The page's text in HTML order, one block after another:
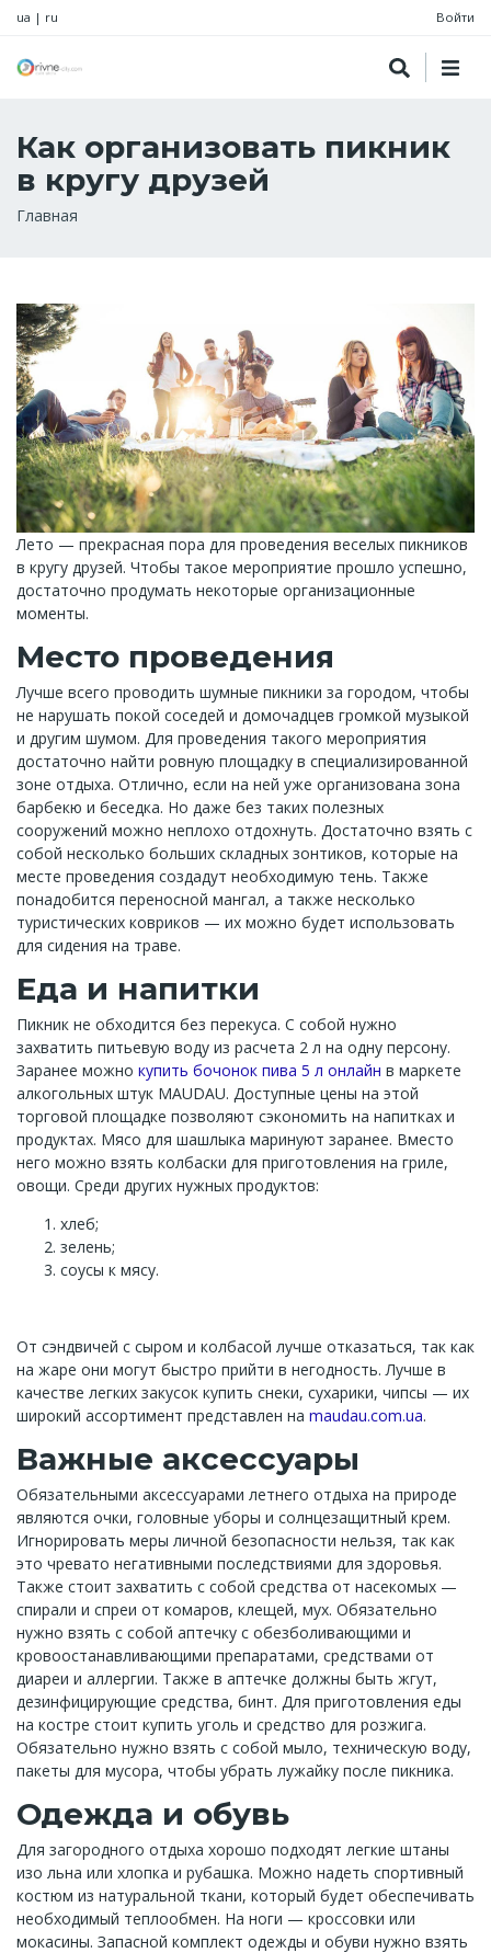
ua | ru Войти
Как организовать пикник
в кругу друзей
Строка
Главная
Лето — прекрасная пора для проведения веселых пикников
в кругу друзей. Чтобы такое мероприятие прошло успешно,
достаточно продумать некоторые организационные
моменты.
Место проведения
Лучше всего проводить шумные пикники за городом, чтобы
не нарушать покой соседей и домочадцев громкой музыкой
и другим шумом. Для проведения такого мероприятия
достаточно найти ровную площадку в специализированной
зоне отдыха. Отлично, если на ней уже организована зона
барбекю и беседка. Но даже без таких полезных
сооружений можно неплохо отдохнуть. Достаточно взять с
собой несколько больших складных зонтиков, которые на
месте проведения создадут необходимую тень. Также
понадобится переносной мангал, а также несколько
туристических ковриков — их можно будет использовать
для сидения на траве.
Еда и напитки
Пикник не обходится без перекуса. С собой нужно
захватить питьевую воду из расчета 2 л на одну персону.
Заранее можно купить бочонок пива 5 л онлайн в маркете
алкогольных штук MAUDAU. Доступные цены на этой
торговой площадке позволяют сэкономить на напитках и
продуктах. Мясо для шашлыка маринуют заранее. Вместо
него можно взять колбаски для приготовления на гриле,
овощи. Среди других нужных продуктов:
хлеб;
зелень;
соусы к мясу.
От сэндвичей с сыром и колбасой лучше отказаться, так как
на жаре они могут быстро прийти в негодность. Лучше в
качестве легких закусок купить снеки, сухарики, чипсы — их
широкий ассортимент представлен на maudau.com.ua.
Важные аксессуары
Обязательными аксессуарами летнего отдыха на природе
являются очки, головные уборы и солнцезащитный крем.
Игнорировать меры личной безопасности нельзя, так как
это чревато негативными последствиями для здоровья.
Также стоит захватить с собой средства от насекомых —
спирали и спреи от комаров, клещей, мух. Обязательно
нужно взять с собой аптечку с обезболивающими и
кровоостанавливающими препаратами, средствами от
диареи и аллергии. Также в аптечке должны быть жгут,
дезинфицирующие средства, бинт. Для приготовления еды
на костре стоит купить уголь и средство для розжига.
Обязательно нужно взять с собой мыло, техническую воду,
пакеты для мусора, чтобы убрать лужайку после пикника.
Одежда и обувь
Для загородного отдыха хорошо подходят легкие штаны
изо льна или хлопка и рубашка. Можно надеть спортивный
костюм из натуральной ткани, который будет обеспечивать
необходимый теплообмен. На ноги — кроссовки или
мокасины. Запасной комплект одежды и обуви нужно взять